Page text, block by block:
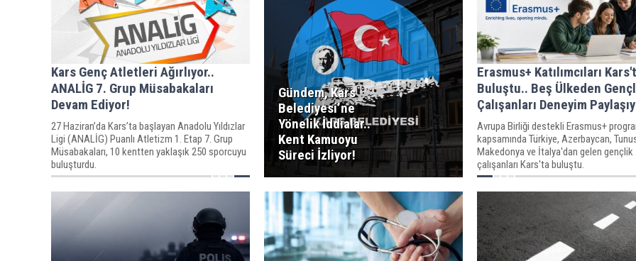
Kars Genç Atletleri Ağırlıyor..
ANALİG 7. Grup Müsabakaları
Devam Ediyor!
27 Haziran’da Kars’ta başlayan Anadolu Yıldızlar
Ligi (ANALİG) Puanlı Atletizm 1. Etap 7. Grup
Müsabakaları, 10 kentten yaklaşık 250 sporcuyu
buluşturdu.
Gündem, Kars
Belediyesi’ne
Yönelik İddialar..
Kent Kamuoyu
Süreci İzliyor!
Erasmus+ Katılımcıları
Buluştu.. Beş Ülkeden
Çalışanları Deneyim
Avrupa Birliği destekli Erasmus+
kapsamında Türkiye, Azerbaycan,
Makedonya ve İtalya'dan gelen gençlik
çalışanları Kars'ta buluştu.